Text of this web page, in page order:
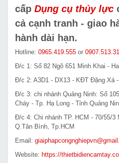
cấp Dụng cụ thủy lực
cả cạnh tranh - giao
hành dài hạn.
Hotline: 0965.419.555 or
Đ/c 1: Số 82 Ngõ 651 Minh Khai -
Đ/c 2: A3D1 - DX13 - KĐT Đặng Xá
Đ/c 3: chi nhánh Quảng Ninh: Số
Cháy - Tp. Hạ Long - Tỉnh Quảng
Đ/c 4: Chi nhánh TP. HCM - 70/55/3
Q.Tân Bình, Tp.HCM
Email:
Website: https://